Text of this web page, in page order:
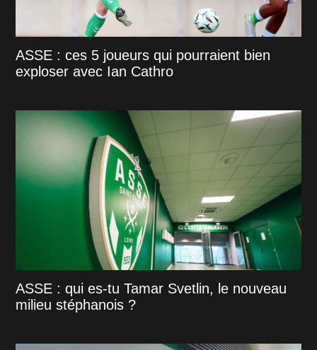
ASSE : ces 5 joueurs qui pourraient bien
exploser avec Ian Cathro
ASSE : qui es-tu Tamar Svetlin, le nouveau
milieu stéphanois ?